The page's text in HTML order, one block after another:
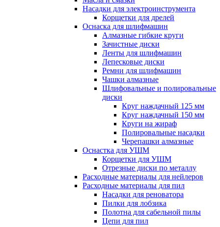
Насадки для электроинструмента
Корщетки для дрелей
Оснаска для шлифмашин
Алмазные гибкие круги
Зачистные диски
Ленты для шлифмашин
Лепесковые диски
Ремни для шлифмашин
Чашки алмазные
Шлифовальные и полировальные
диски
Круг наждачный 125 мм
Круг наждачный 150 мм
Круги на жираф
Полировальные насадки
Черепашки алмазные
Оснастка для УШМ
Корщетки для УШМ
Отрезные диски по металлу
Расходные материалы для нейлеров
Расходные материалы для пил
Насадки для реноватора
Пилки для лобзика
Полотна для сабельной пилы
Цепи для пил